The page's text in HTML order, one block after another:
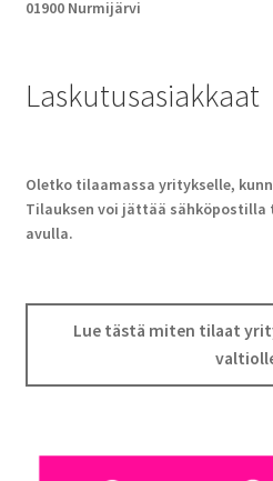
01900 Nurmijärvi
Laskutusasiakkaat
Oletko tilaamassa yritykselle,
Tilauksen voi jättää sähköpostilla
avulla.
Lue tästä miten tilaat